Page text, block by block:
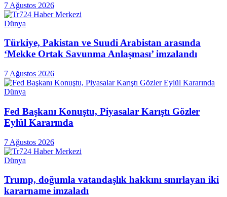
7 Ağustos 2026
Dünya
Türkiye, Pakistan ve Suudi Arabistan arasında
‘Mekke Ortak Savunma Anlaşması’ imzalandı
7 Ağustos 2026
Dünya
Fed Başkanı Konuştu, Piyasalar Karıştı Gözler
Eylül Kararında
7 Ağustos 2026
Dünya
Trump, doğumla vatandaşlık hakkını sınırlayan iki
kararname imzaladı